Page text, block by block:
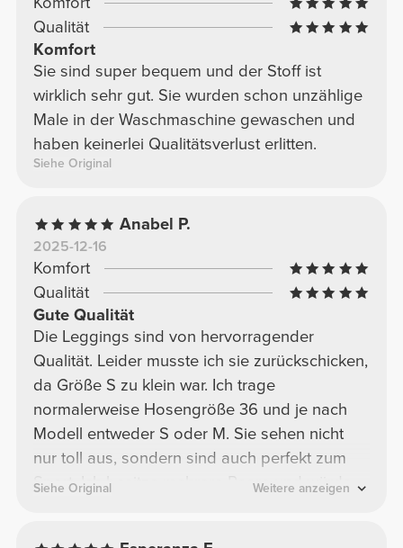
Qualität
Komfort
Sie sind super bequem und der Stoff ist
wirklich sehr gut. Sie wurden schon unzählige
Male in der Waschmaschine gewaschen und
haben keinerlei Qualitätsverlust erlitten.
Siehe Original
Anabel P.
2025-12-16
Komfort
Qualität
Gute Qualität
Die Leggings sind von hervorragender
Qualität. Leider musste ich sie zurückschicken,
da Größe S zu klein war. Ich trage
normalerweise Hosengröße 36 und je nach
Modell entweder S oder M. Sie sehen nicht
nur toll aus, sondern sind auch perfekt zum
Sport. Ich besitze mehrere Paare und würde
Siehe Original Weitere anzeigen